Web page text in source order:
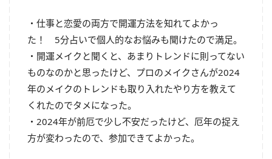
・仕事と恋愛の両方で開運方法を知れてよかっ
た！ 5分占いで個人的なお悩みも聞けたので満足。
・開運メイクと聞くと、あまりトレンドに則ってない
ものなのかと思ったけど、プロのメイクさんが2024
年のメイクのトレンドも取り入れたやり方を教えて
くれたのでタメになった。
・2024年が前厄で少し不安だったけど、厄年の捉え
方が変わったので、参加できてよかった。